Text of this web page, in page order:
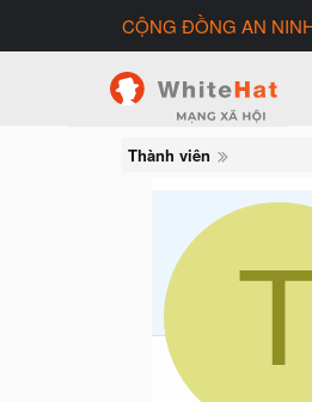
CỘNG ĐỒNG AN
Thành viên